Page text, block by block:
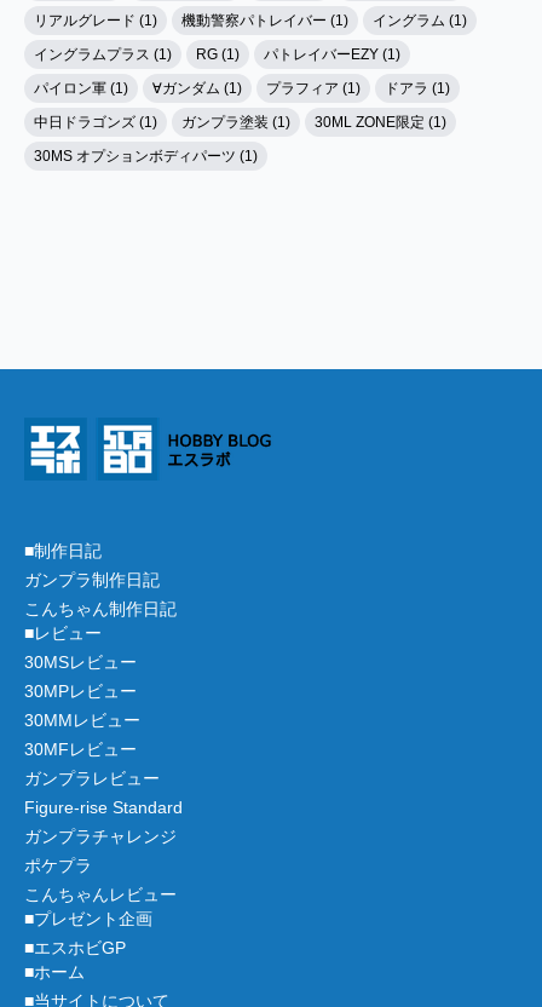
リアルグレード (1)
機動警察パトレイバー (1)
イングラム (1)
イングラムプラス (1)
RG (1)
パトレイバーEZY (1)
パイロン軍 (1)
∀ガンダム (1) プラフィア (1)
ドアラ (1)
中日ドラゴンズ (1)
ガンプラ塗装 (1)
30ML ZONE限定 (1)
30MS オプションボディパーツ (1)
■制作日記
ガンプラ制作日記
こんちゃん制作日記
■レビュー
30MSレビュー
30MPレビュー
30MMレビュー
30MFレビュー
ガンプラレビュー
Figure-rise Standard
ガンプラチャレンジ
ポケプラ
こんちゃんレビュー
■プレゼント企画
■エスホビGP
■ホーム
■当サイトについて